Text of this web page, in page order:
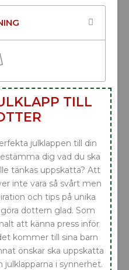
TILL
julklappen till din
dig vad du ska
tänkas uppskatta? Att
inte vara så svårt men
och tips på unika
dottern glad. Som
att känna press inför
kommer till sina barn
önskar ska uppskatta
julklapparna i synnerhet.